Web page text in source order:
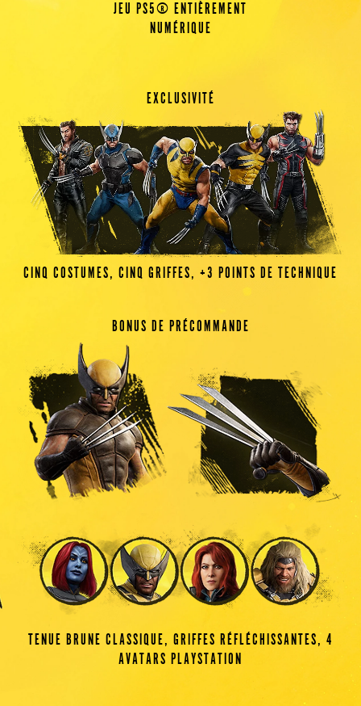
JEU PS5® ENTIÈREMENT
NUMÉRIQUE
EXCLUSIVITÉ
CINQ COSTUMES, CINQ GRIFFES, +3 POINTS DE TECHNIQUE
BONUS DE PRÉCOMMANDE
TENUE BRUNE CLASSIQUE, GRIFFES RÉFLÉCHISSANTES, 4
AVATARS PLAYSTATION